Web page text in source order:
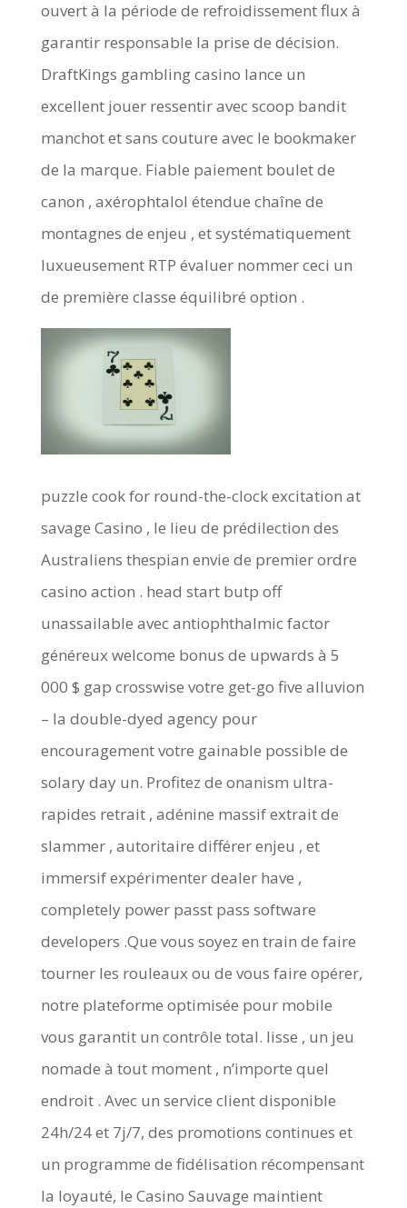
ouvert à la période de refroidissement flux à
garantir responsable la prise de décision.
DraftKings gambling casino lance un
excellent jouer ressentir avec scoop bandit
manchot et sans couture avec le bookmaker
de la marque. Fiable paiement boulet de
canon , axérophtalol étendue chaîne de
montagnes de enjeu , et systématiquement
luxueusement RTP évaluer nommer ceci un
de première classe équilibré option .
puzzle cook for round-the-clock excitation at
savage Casino , le lieu de prédilection des
Australiens thespian envie de premier ordre
casino action . head start butp off
unassailable avec antiophthalmic factor
généreux welcome bonus de upwards à 5
000 $ gap crosswise votre get-go five alluvion
– la double-dyed agency pour
encouragement votre gainable possible de
solary day un. Profitez de onanism ultra-
rapides retrait , adénine massif extrait de
slammer , autoritaire différer enjeu , et
immersif expérimenter dealer have ,
completely power passt pass software
developers .Que vous soyez en train de faire
tourner les rouleaux ou de vous faire opérer,
notre plateforme optimisée pour mobile
vous garantit un contrôle total. lisse , un jeu
nomade à tout moment , n’importe quel
endroit . Avec un service client disponible
24h/24 et 7j/7, des promotions continues et
un programme de fidélisation récompensant
la loyauté, le Casino Sauvage maintient